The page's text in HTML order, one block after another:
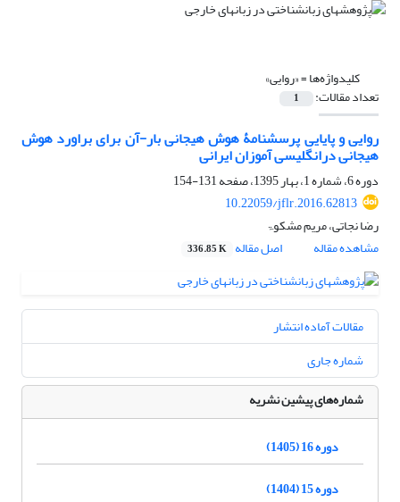
کلیدواژه‌ها =«روایی»
تعداد مقالات: 1
روایی و پایایی پرسشنامۀ هوش هیجانی بار-آن برای براورد هوش
هیجانی درانگلیسی آموزان ایرانی
دوره 6، شماره 1، بهار 1395، صفحه
131-154
10.22059/jflr.2016.62813
رضا نجاتی، مریم مشکوۃ
مشاهده مقاله
اصل مقاله 336.85 K
مقالات آماده انتشار
شماره جاری
شماره‌های پیشین نشریه
دوره 16 (1405)
دوره 15 (1404)